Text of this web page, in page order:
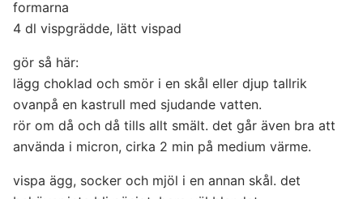
formarna
4 dl vispgrädde, lätt vispad
gör så här:
lägg choklad och smör i en skål eller djup tallrik
ovanpå en kastrull med sjudande vatten.
rör om då och då tills allt smält. det går även bra att
använda i micron, cirka 2 min på medium värme.
vispa ägg, socker och mjöl i en annan skål. det